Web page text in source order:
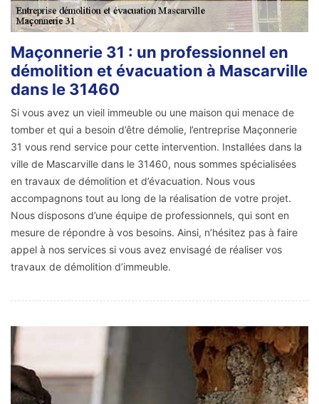
Maçonnerie 31 : un professionnel en
démolition et évacuation à Mascarville
dans le 31460
Si vous avez un vieil immeuble ou une maison qui menace de
tomber et qui a besoin d’être démolie, l’entreprise Maçonnerie
31 vous rend service pour cette intervention. Installées dans la
ville de Mascarville dans le 31460, nous sommes spécialisées
en travaux de démolition et d’évacuation. Nous vous
accompagnons tout au long de la réalisation de votre projet.
Nous disposons d’une équipe de professionnels, qui sont en
mesure de répondre à vos besoins. Ainsi, n’hésitez pas à faire
appel à nos services si vous avez envisagé de réaliser vos
travaux de démolition d’immeuble.